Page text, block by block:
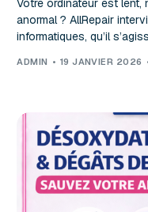
Votre ordinateur est lent,
anormal ? AllRepair
informatiques, qu’il
ADMIN 19 JANVIER 2026